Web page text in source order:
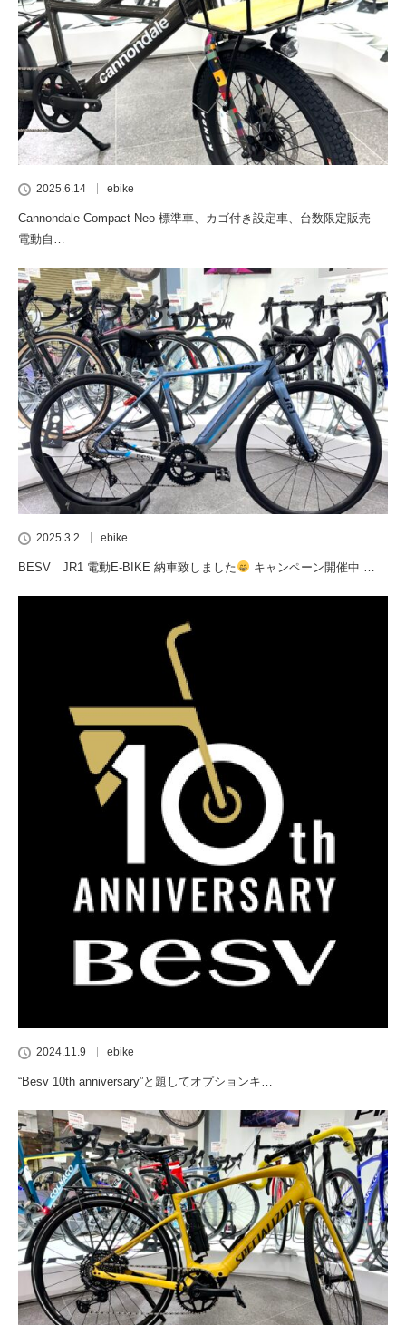
2025.6.14 ebike
Cannondale Compact Neo 標準車、カゴ付き設定車、台数限定販売
電動自…
2025.3.2 ebike
BESV JR1 電動E-BIKE 納車致しました キャンペーン開催中 …
2024.11.9 ebike
“Besv 10th anniversary”と題してオプションキ…